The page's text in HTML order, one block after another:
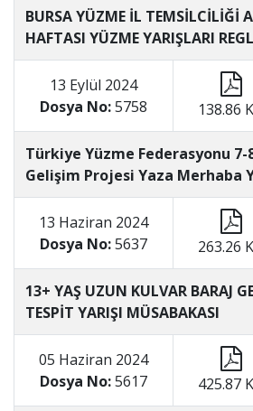
BURSA YÜZME İL TEMSİLCİLİĞİ
HAFTASI YÜZME YARIŞLARI
13 Eylül 2024
Dosya No:5758 138.86
Türkiye Yüzme Federasyonu 7-
Gelişim Projesi Yaza Merhaba
13 Haziran 2024
Dosya No:5637 263.26
13+ YAŞ UZUN KULVAR BARAJ
TESPİT YARIŞI MÜSABAKASI
05 Haziran 2024
Dosya No:5617 425.87